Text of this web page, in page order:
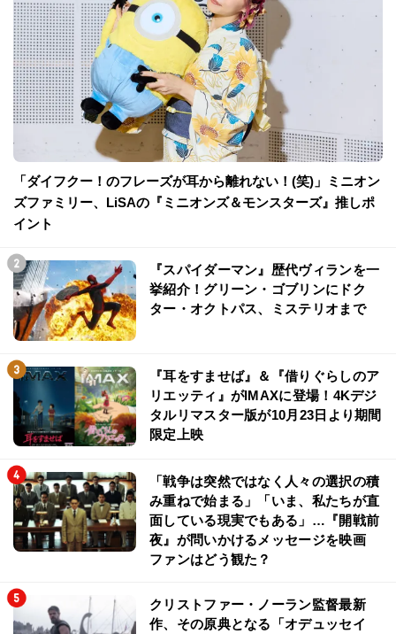
「ダイフクー！のフレーズが耳から離れない！(笑)」ミニオン
ズファミリー、LiSAの『ミニオンズ＆モンスターズ』推しポ
イント
『スパイダーマン』歴代ヴィランを一
挙紹介！グリーン・ゴブリンにドク
ター・オクトパス、ミステリオまで
『耳をすませば』＆『借りぐらしのア
リエッティ』がIMAXに登場！4Kデジ
タルリマスター版が10月23日より期間
限定上映
「戦争は突然ではなく人々の選択の積
み重ねで始まる」「いま、私たちが直
面している現実でもある」…『開戦前
夜』が問いかけるメッセージを映画
ファンはどう観た？
クリストファー・ノーラン監督最新
作、その原典となる「オデュッセイ